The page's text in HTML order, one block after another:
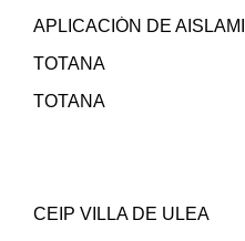
APLICACIÓN DE
TOTANA
TOTANA
CEIP VILLA DE ULEA